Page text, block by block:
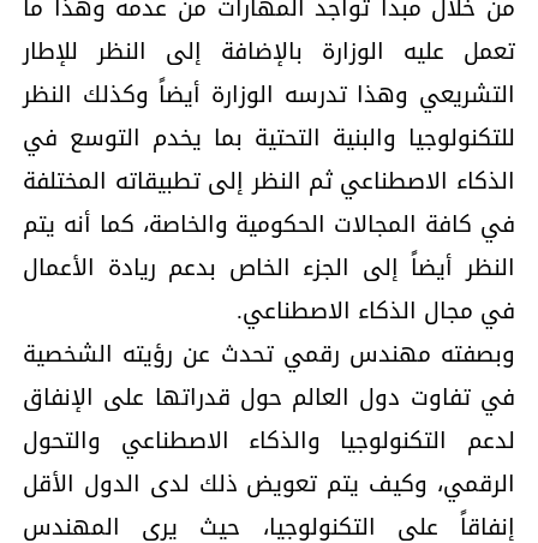
تعمل عليه الوزارة بالإضافة إلى النظر للإطار
التشريعي وهذا تدرسه الوزارة أيضاً وكذلك النظر
للتكنولوجيا والبنية التحتية بما يخدم التوسع في
الذكاء الاصطناعي ثم النظر إلى تطبيقاته المختلفة
في كافة المجالات الحكومية والخاصة، كما أنه يتم
النظر أيضاً إلى الجزء الخاص بدعم ريادة الأعمال
في مجال الذكاء الاصطناعي.
وبصفته مهندس رقمي تحدث عن رؤيته الشخصية
في تفاوت دول العالم حول قدراتها على الإنفاق
لدعم التكنولوجيا والذكاء الاصطناعي والتحول
الرقمي، وكيف يتم تعويض ذلك لدى الدول الأقل
إنفاقاً على التكنولوجيا، حيث يرى المهندس